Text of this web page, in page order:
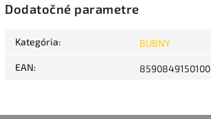
Dodatočné parametre
Kategória: BUBNY
EAN: 8590849150100